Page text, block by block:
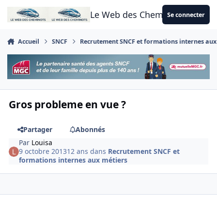
Aller au contenu
Le Web des CheminotsSe connecter
Accueil SNCF Recrutement SNCF et formations internes
Gros probleme en vue ?
Partager
Abonnés
Par Louisa
9 octobre 201312 ans dans Recrutement SNCF et
formations internes aux métiers